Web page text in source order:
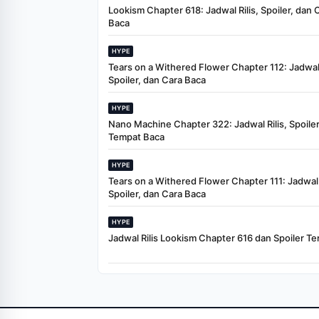
Lookism Chapter 618: Jadwal Rilis, Spoiler, dan
Baca
HYPE
Tears on a Withered Flower Chapter 112:
Spoiler, dan Cara Baca
HYPE
Nano Machine Chapter 322: Jadwal Rilis,
Tempat Baca
HYPE
Tears on a Withered Flower Chapter 111:
Spoiler, dan Cara Baca
HYPE
Jadwal Rilis Lookism Chapter 616 dan Spoiler